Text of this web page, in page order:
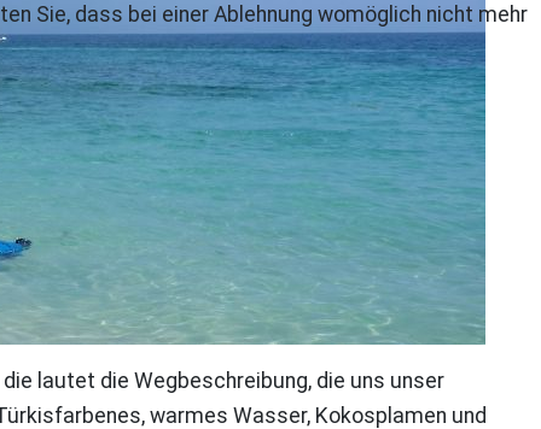
lautet die Wegbeschreibung, die uns unser
warmes Wasser, Kokosplamen und
Sie, dass bei einer Ablehnung womöglich nicht mehr